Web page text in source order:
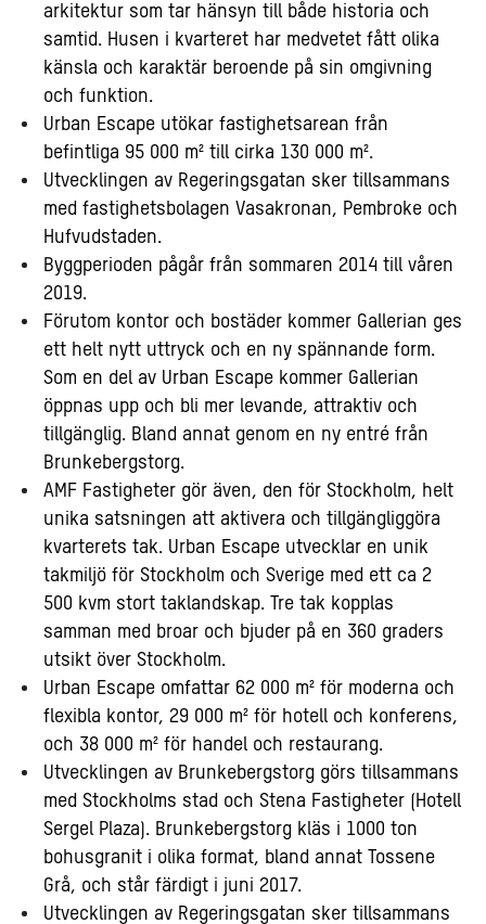
arkitektur som tar hänsyn till både historia och
samtid. Husen i kvarteret har medvetet fått olika
känsla och karaktär beroende på sin omgivning
och funktion.
Urban Escape utökar fastighetsarean från
befintliga 95 000 m² till cirka 130 000 m².
Utvecklingen av Regeringsgatan sker tillsammans
med fastighetsbolagen Vasakronan, Pembroke och
Hufvudstaden.
Byggperioden pågår från sommaren 2014 till våren
2019.
Förutom kontor och bostäder kommer Gallerian ges
ett helt nytt uttryck och en ny spännande form.
Som en del av Urban Escape kommer Gallerian
öppnas upp och bli mer levande, attraktiv och
tillgänglig. Bland annat genom en ny entré från
Brunkebergstorg.
AMF Fastigheter gör även, den för Stockholm, helt
unika satsningen att aktivera och tillgängliggöra
kvarterets tak. Urban Escape utvecklar en unik
takmiljö för Stockholm och Sverige med ett ca 2
500 kvm stort taklandskap. Tre tak kopplas
samman med broar och bjuder på en 360 graders
utsikt över Stockholm.
Urban Escape omfattar 62 000 m² för moderna och
flexibla kontor, 29 000 m² för hotell och konferens,
och 38 000 m² för handel och restaurang.
Utvecklingen av Brunkebergstorg görs tillsammans
med Stockholms stad och Stena Fastigheter (Hotell
Sergel Plaza). Brunkebergstorg kläs i 1000 ton
bohusgranit i olika format, bland annat Tossene
Grå, och står färdigt i juni 2017.
Utvecklingen av Regeringsgatan sker tillsammans